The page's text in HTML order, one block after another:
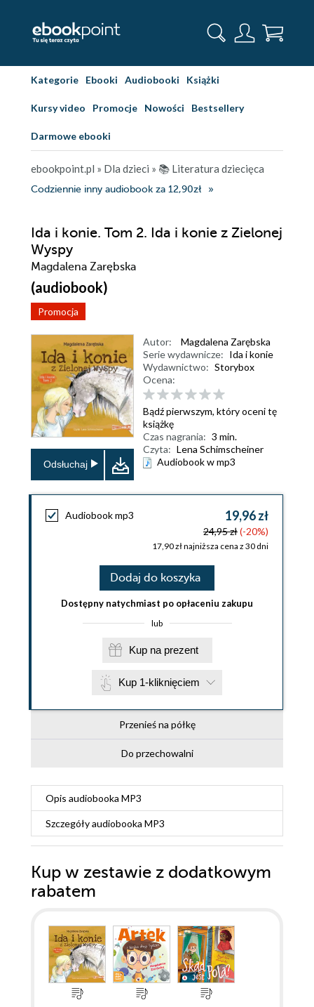
Kategorie Ebooki Audiobooki Książki
Kursy video Promocje Nowości Bestsellery
Darmowe ebooki
ebookpoint.pl » Dla dzieci » 📚 Literatura dziecięca
Codziennie inny audiobook za 12,90zł
Ida i konie. Tom 2. Ida i konie z Zielonej
Wyspy
Magdalena Zarębska
(audiobook)
Promocja
Odsłuchaj
Autor:
Magdalena Zarębska
Serie wydawnicze: Ida i konie
Wydawnictwo: Storybox
Ocena:
Bądź pierwszym, który oceni tę
książkę
Czas nagrania: 3 min.
Czyta: Lena Schimscheiner
Audiobook w mp3
Audiobook mp3 19,96 zł
24,95 zł(-20%)
17,90 zł najniższa cena z 30 dni
Dodaj do koszyka
Dostępny natychmiast po opłaceniu zakupu
lub
Kup na prezent
Kup 1-kliknięciem
Przenieś na półkę
Do przechowalni
Opis audiobooka MP3
Szczegółyaudiobooka MP3
Kup w zestawie z dodatkowym
rabatem